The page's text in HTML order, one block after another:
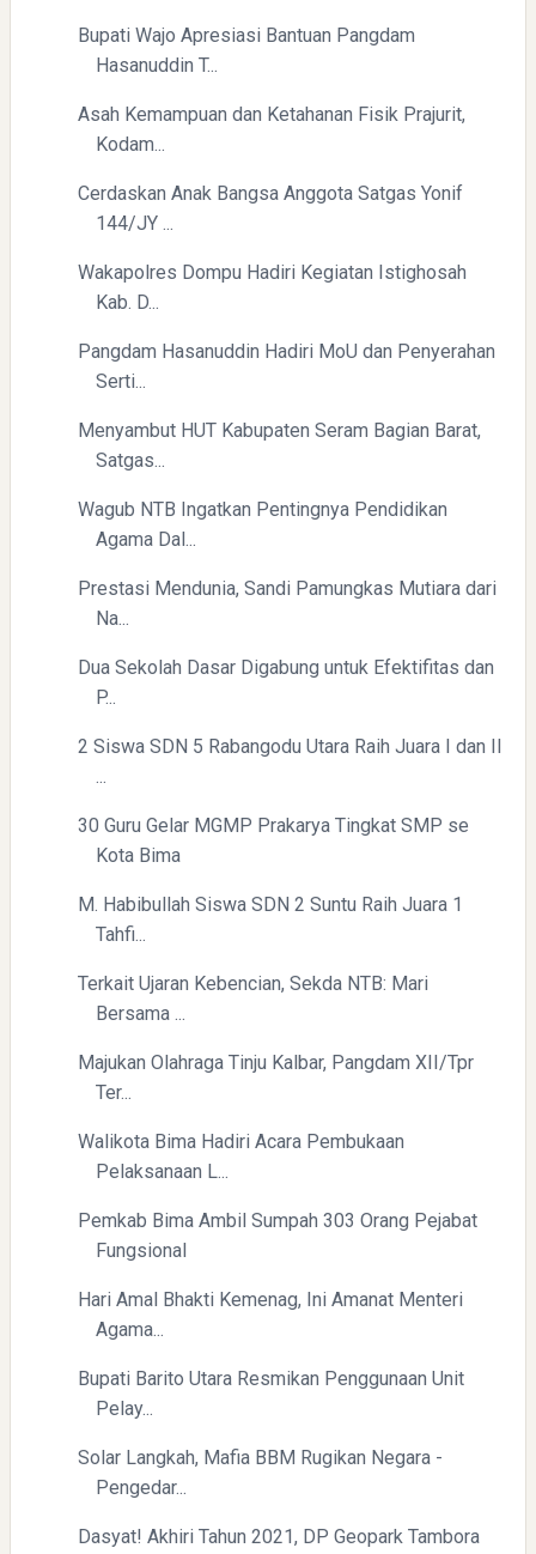
Bupati Wajo Apresiasi Bantuan Pangdam
Hasanuddin T...
Asah Kemampuan dan Ketahanan Fisik Prajurit,
Kodam...
Cerdaskan Anak Bangsa Anggota Satgas Yonif
144/JY ...
Wakapolres Dompu Hadiri Kegiatan Istighosah
Kab. D...
Pangdam Hasanuddin Hadiri MoU dan Penyerahan
Serti...
Menyambut HUT Kabupaten Seram Bagian Barat,
Satgas...
Wagub NTB Ingatkan Pentingnya Pendidikan
Agama Dal...
Prestasi Mendunia, Sandi Pamungkas Mutiara dari
Na...
Dua Sekolah Dasar Digabung untuk Efektifitas dan
P...
2 Siswa SDN 5 Rabangodu Utara Raih Juara I dan II
...
30 Guru Gelar MGMP Prakarya Tingkat SMP se
Kota Bima
M. Habibullah Siswa SDN 2 Suntu Raih Juara 1
Tahfi...
Terkait Ujaran Kebencian, Sekda NTB: Mari
Bersama ...
Majukan Olahraga Tinju Kalbar, Pangdam XII/Tpr
Ter...
Walikota Bima Hadiri Acara Pembukaan
Pelaksanaan L...
Pemkab Bima Ambil Sumpah 303 Orang Pejabat
Fungsional
Hari Amal Bhakti Kemenag, Ini Amanat Menteri
Agama...
Bupati Barito Utara Resmikan Penggunaan Unit
Pelay...
Solar Langkah, Mafia BBM Rugikan Negara -
Pengedar...
Dasyat! Akhiri Tahun 2021, DP Geopark Tambora